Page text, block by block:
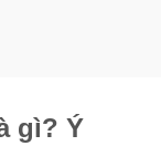
gì? Ý